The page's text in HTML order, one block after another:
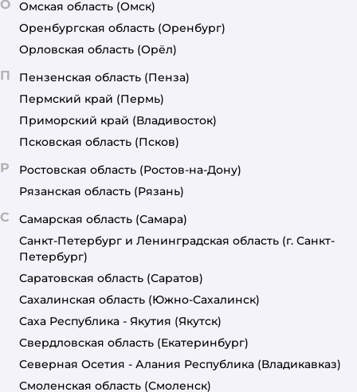
О Омская область (Омск)
Оренбургская область (Оренбург)
Орловская область (Орёл)
П Пензенская область (Пенза)
Пермский край (Пермь)
Приморский край (Владивосток)
Псковская область (Псков)
Р Ростовская область (Ростов-на-Дону)
Рязанская область (Рязань)
С Самарская область (Самара)
Санкт-Петербург и Ленинградская область (г. Санкт-
Петербург)
Саратовская область (Саратов)
Сахалинская область (Южно-Сахалинск)
Саха Республика - Якутия (Якутск)
Свердловская область (Екатеринбург)
Северная Осетия - Алания Республика (Владикавказ)
Смоленская область (Смоленск)